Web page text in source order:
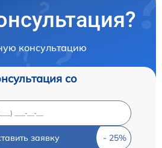
консультацию
со
заявку